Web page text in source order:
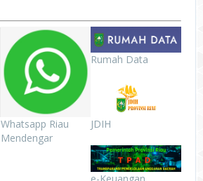
Whatsapp Riau
Mendengar
Rumah Data
JDIH
e-Keuangan